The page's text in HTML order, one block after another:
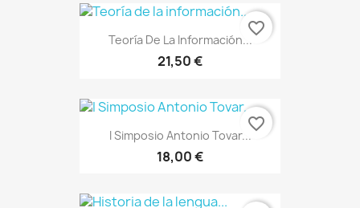
Teoría De La Información...
21,50 €
favorite_border
I Simposio Antonio Tovar...
18,00 €
favorite_border